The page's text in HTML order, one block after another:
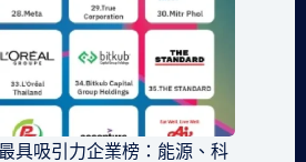
具吸引力企業榜：能源、科